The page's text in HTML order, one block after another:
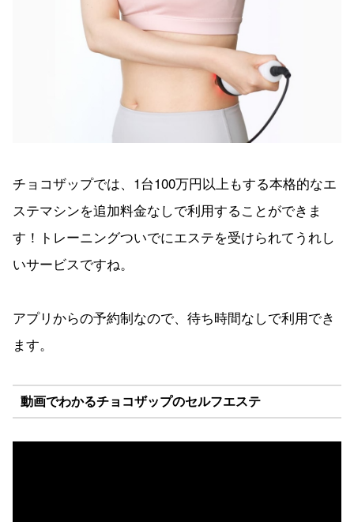
チョコザップでは、1台100万円以上もする本格的なエ
ステマシンを追加料金なしで利用することができま
す！トレーニングついでにエステを受けられてうれし
いサービスですね。
アプリからの予約制なので、待ち時間なしで利用でき
ます。
動画でわかるチョコザップのセルフエステ